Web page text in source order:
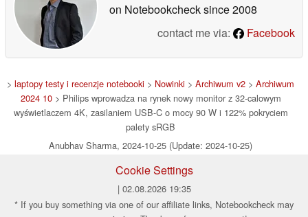
on Notebookchecksince 2008
contact me via:
Facebook
> laptopy testy i recenzje notebooki > Nowinki > Archiwum v2 > Archiwum
2024 10> Philips wprowadza na rynek nowy monitor z 32-calowym
wyświetlaczem 4K, zasilaniem USB-C o mocy 90 W i 122% pokryciem
palety sRGB
Anubhav Sharma, 2024-10-25 (Update: 2024-10-25)
Cookie Settings
| 02.08.2026 19:35
* If you buy something via one of our affiliate links, Notebookcheck may